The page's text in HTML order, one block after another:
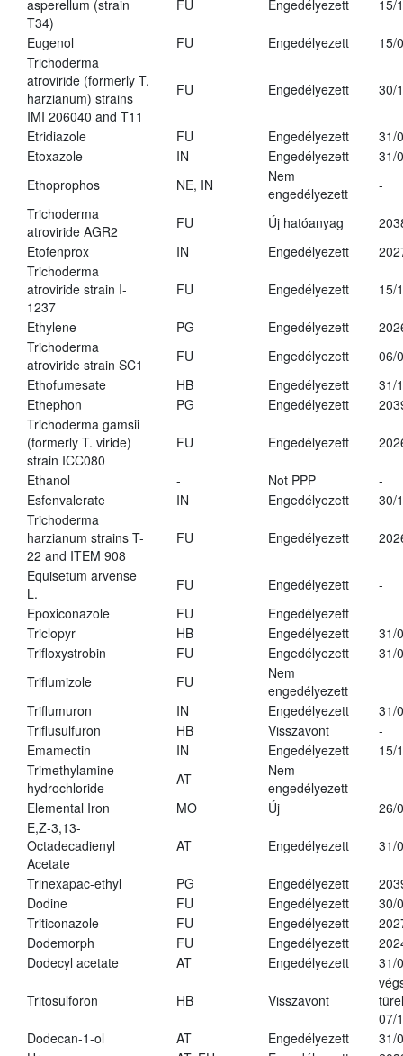
asperellum (strain
T34)
FU Engedélyezett 15/
Eugenol FU Engedélyezett
15/
Trichoderma
atroviride (formerly T.
harzianum) strains
IMI 206040 and T11
FU Engedélyezett 30/
Etridiazole FU Engedélyezett
31/
Etoxazole
IN Engedélyezett
31/
Ethoprophos
NE, IN
Nem
engedélyezett
-
Trichoderma
atroviride AGR2
FU Új hatóanyag
Etofenprox
IN Engedélyezett
Trichoderma
atroviride strain I-
1237
FU Engedélyezett 15/
Ethylene PG Engedélyezett
Trichoderma
atroviride strain SC1
FU Engedélyezett
06/
Ethofumesate
HB Engedélyezett
31/
Ethephon
PG Engedélyezett
Trichoderma gamsii
(formerly T. viride)
strain ICC080
FU Engedélyezett
Ethanol - Not PPP
-
Esfenvalerate
IN Engedélyezett
30/
Trichoderma
harzianum strains T-
22 and ITEM 908
FU Engedélyezett
Equisetum arvense
L.
FU Engedélyezett
-
Epoxiconazole
FU
Engedélyezett
Triclopyr
HB Engedélyezett
31/
Trifloxystrobin
FU Engedélyezett
31/
Triflumizole
FU
Nem
engedélyezett
Triflumuron
IN Engedélyezett
31/
Triflusulfuron
HB Visszavont
-
Emamectin
IN Engedélyezett
15/
Trimethylamine
hydrochloride
AT
Nem
engedélyezett
Elemental Iron
MO Új
26/
E,Z-3,13-
Octadecadienyl
Acetate
AT Engedélyezett 31/
Trinexapac-ethyl PG Engedélyezett
Dodine
FU Engedélyezett
30/
Triticonazole
FU Engedélyezett
Dodemorph
FU Engedélyezett
Dodecyl acetate
AT Engedélyezett 31/
Tritosulforon HB Visszavont
07/
Dodecan-1-ol
AT Engedélyezett
31/